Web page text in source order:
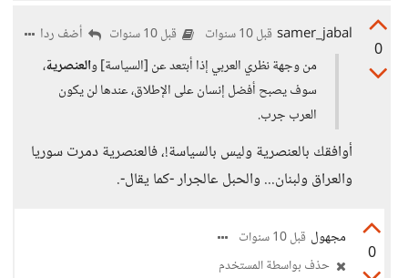
0
samer_jabal قبل 10 سنوات قبل 10 سنوات
أضف ردا
من وجهة نظري العربي إذا أبتعد عن [السياسة] والعنصرية،
سوف يصبح أفضل إنسان على الإطلاق، عندها لن يكون
العرب جرب.
أوافقك بالعنصرية وليس بالسياسة!، فالعنصرية دمرت سوريا
والعراق ولبنان... والحبل عالجرار -كما يقال-.
0
مجهول قبل 10 سنوات
حذف بواسطة المستخدم